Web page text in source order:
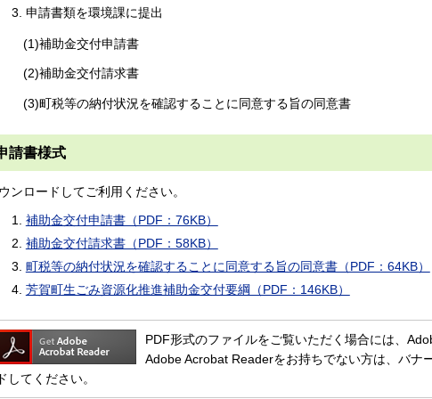
申請書類を環境課に提出
(1)補助金交付申請書
(2)補助金交付請求書
(3)町税等の納付状況を確認することに同意する旨の同意書
請書様式
ンロードしてご利用ください。
補助金交付申請書（PDF：76KB）
補助金交付請求書（PDF：58KB）
町税等の納付状況を確認することに同意する旨の同意書（PDF：64KB）
芳賀町生ごみ資源化推進補助金交付要綱（PDF：146KB）
PDF形式のファイルをご覧いただく場合には、
Adobe Acrobat Readerをお持ちでない方は、バナ
してください。